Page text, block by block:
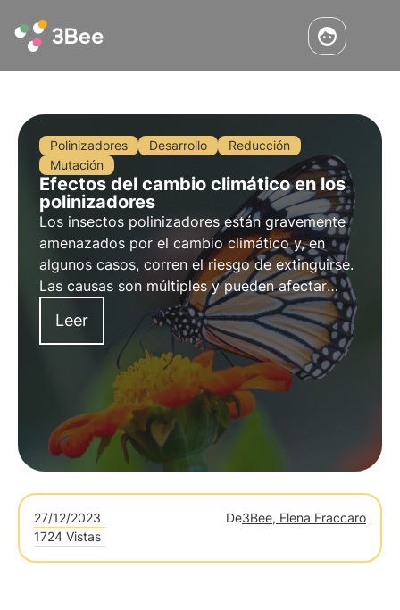
Polinizadores Desarrollo
Reducción
Mutación
Efectos del cambio climático en los
polinizadores
Los insectos polinizadores están gravemente
amenazados por el cambio climático y, en
algunos casos, corren el riesgo de extinguirse.
Las causas son múltiples y pueden afectar
directamente a los insectos o indirectamente a
las plantas que visitan. Pero, ¿cuáles son los
efectos? Averigüémoslo en este artículo.
Leer
27/12/2023 De3Bee, Elena Fraccaro
1724 Vistas